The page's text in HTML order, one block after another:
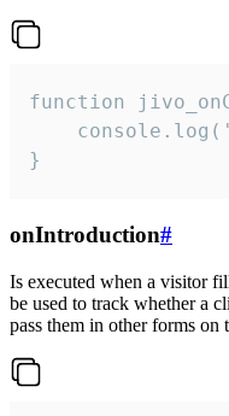
function
}
onIntroduction#
Is executed when a visitor
be used to track whether a
pass them in other forms on